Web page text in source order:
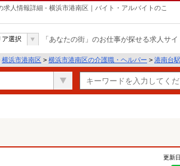
人情報詳細 - 横浜市港南区｜バイト・アルバイトのこ
ア選択 「あなたの街」のお仕事が探せる求人サイ
横浜市港南区 > 横浜市港南区の介護職・ヘルパー > 港南台駅
更新